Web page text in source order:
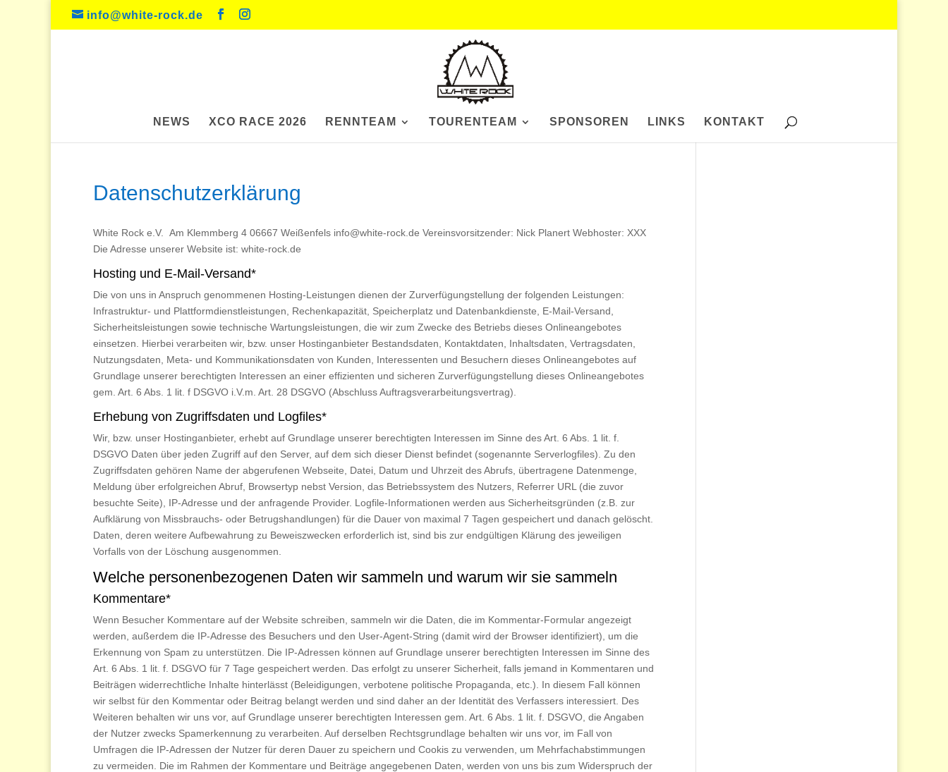
info@white-rock.de
NEWS XCO RACE 2026 RENNTEAM TOURENTEAM SPONSOREN LINKS KONTAKT
Datenschutzerklärung
White Rock e.V. Am Klemmberg 4 06667 Weißenfels info@white-rock.de Vereinsvorsitzender: Nick Planert Webhoster: XXX
Die Adresse unserer Website ist: white-rock.de
Hosting und E-Mail-Versand*
Die von uns in Anspruch genommenen Hosting-Leistungen dienen der Zurverfügungstellung der folgenden Leistungen:
Infrastruktur- und Plattformdienstleistungen, Rechenkapazität, Speicherplatz und Datenbankdienste, E-Mail-Versand,
Sicherheitsleistungen sowie technische Wartungsleistungen, die wir zum Zwecke des Betriebs dieses Onlineangebotes
einsetzen. Hierbei verarbeiten wir, bzw. unser Hostinganbieter Bestandsdaten, Kontaktdaten, Inhaltsdaten, Vertragsdaten,
Nutzungsdaten, Meta- und Kommunikationsdaten von Kunden, Interessenten und Besuchern dieses Onlineangebotes auf
Grundlage unserer berechtigten Interessen an einer effizienten und sicheren Zurverfügungstellung dieses Onlineangebotes
gem. Art. 6 Abs. 1 lit. f DSGVO i.V.m. Art. 28 DSGVO (Abschluss Auftragsverarbeitungsvertrag).
Erhebung von Zugriffsdaten und Logfiles*
Wir, bzw. unser Hostinganbieter, erhebt auf Grundlage unserer berechtigten Interessen im Sinne des Art. 6 Abs. 1 lit. f.
DSGVO Daten über jeden Zugriff auf den Server, auf dem sich dieser Dienst befindet (sogenannte Serverlogfiles). Zu den
Zugriffsdaten gehören Name der abgerufenen Webseite, Datei, Datum und Uhrzeit des Abrufs, übertragene Datenmenge,
Meldung über erfolgreichen Abruf, Browsertyp nebst Version, das Betriebssystem des Nutzers, Referrer URL (die zuvor
besuchte Seite), IP-Adresse und der anfragende Provider. Logfile-Informationen werden aus Sicherheitsgründen (z.B. zur
Aufklärung von Missbrauchs- oder Betrugshandlungen) für die Dauer von maximal 7 Tagen gespeichert und danach gelöscht.
Daten, deren weitere Aufbewahrung zu Beweiszwecken erforderlich ist, sind bis zur endgültigen Klärung des jeweiligen
Vorfalls von der Löschung ausgenommen.
Welche personenbezogenen Daten wir sammeln und warum wir sie sammeln
Kommentare*
Wenn Besucher Kommentare auf der Website schreiben, sammeln wir die Daten, die im Kommentar-Formular angezeigt
werden, außerdem die IP-Adresse des Besuchers und den User-Agent-String (damit wird der Browser identifiziert), um die
Erkennung von Spam zu unterstützen. Die IP-Adressen können auf Grundlage unserer berechtigten Interessen im Sinne des
Art. 6 Abs. 1 lit. f. DSGVO für 7 Tage gespeichert werden. Das erfolgt zu unserer Sicherheit, falls jemand in Kommentaren und
Beiträgen widerrechtliche Inhalte hinterlässt (Beleidigungen, verbotene politische Propaganda, etc.). In diesem Fall können
wir selbst für den Kommentar oder Beitrag belangt werden und sind daher an der Identität des Verfassers interessiert. Des
Weiteren behalten wir uns vor, auf Grundlage unserer berechtigten Interessen gem. Art. 6 Abs. 1 lit. f. DSGVO, die Angaben
der Nutzer zwecks Spamerkennung zu verarbeiten. Auf derselben Rechtsgrundlage behalten wir uns vor, im Fall von
Umfragen die IP-Adressen der Nutzer für deren Dauer zu speichern und Cookis zu verwenden, um Mehrfachabstimmungen
zu vermeiden. Die im Rahmen der Kommentare und Beiträge angegebenen Daten, werden von uns bis zum Widerspruch der